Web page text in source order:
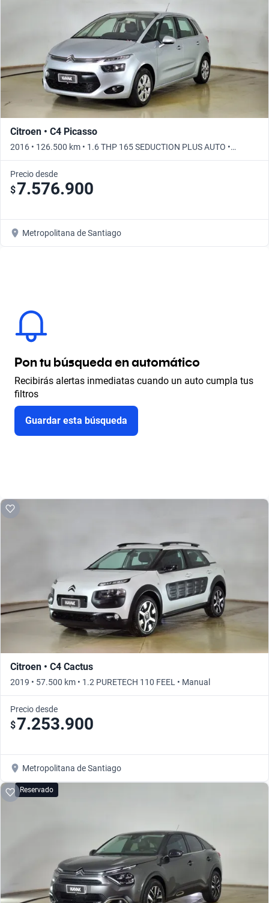
Citroen • C4 Picasso
2016 • 126.500 km • 1.6 THP 165 SEDUCTION PLUS AUTO •
Automático
Precio desde
$7.576.900
Metropolitana de Santiago
Pon tu búsqueda en automático
Recibirás alertas inmediatas cuando un auto cumpla tus
filtros
Guardar esta búsqueda
Citroen • C4 Cactus
2019 • 57.500 km • 1.2 PURETECH 110 FEEL • Manual
Precio desde
$7.253.900
Metropolitana de Santiago
Reservado